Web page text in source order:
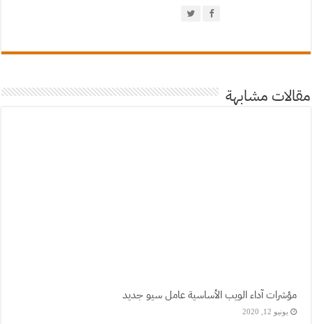
مشابهة
مؤشرات آداء الويب الأساسية عامل سيو جديد
يونيو 12, 2020